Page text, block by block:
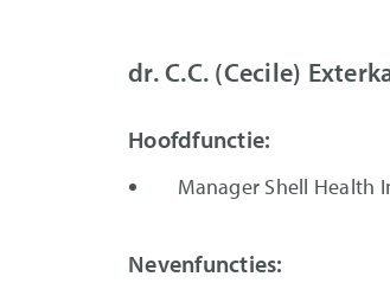
dr. C.C. (Cecile)
Hoofdfunctie:
Manager Shell Health
Nevenfuncties: